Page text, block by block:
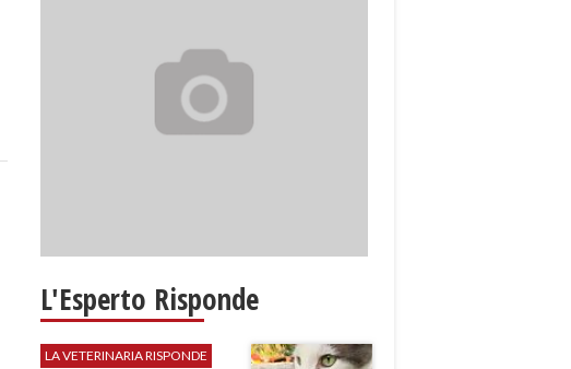
L'Esperto Risponde
LA VETERINARIA RISPONDE